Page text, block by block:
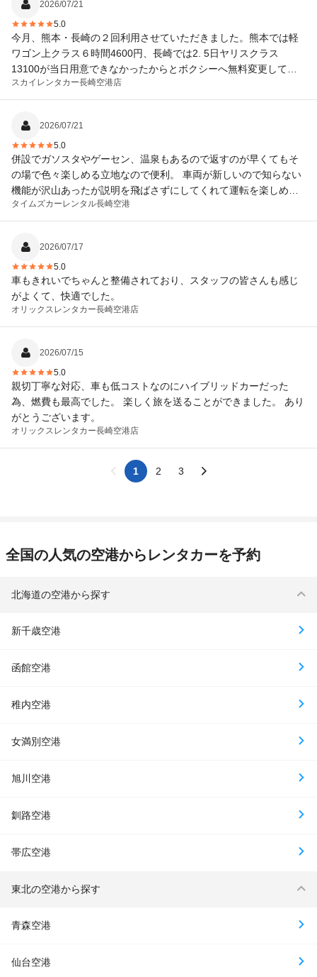
2026/07/21
5.0
今月、熊本・長崎の２回利用させていただきました。熊本では軽
ワゴン上クラス６時間4600円、長崎では2. 5日ヤリスクラス
13100が当日用意できなかったからとボクシーへ無料変更して貰
えました。格安なのとサービスとスタッフさんが最高ランクと思
います。ジムニーもあったり揃えている車種が攻めまくりです。
にもなりました。
スカイレンタカー長崎空港店
2026/07/21
5.0
併設でガソスタやゲーセン、温泉もあるので返すのが早くてもそ
の場で色々楽しめる立地なので便利。 車両が新しいので知らない
機能が沢山あったが説明を飛ばさずにしてくれて運転を楽しめ
た。
タイムズカーレンタル長崎空港
2026/07/17
5.0
車もきれいでちゃんと整備されており、スタッフの皆さんも感じ
がよくて、快適でした。
オリックスレンタカー長崎空港店
2026/07/15
5.0
親切丁寧な対応、車も低コストなのにハイブリッドカーだった
為、燃費も最高でした。 楽しく旅を送ることができました。 あり
がとうございます。
オリックスレンタカー長崎空港店
1 2 3
全国の人気の空港からレンタカーを予約
北海道の空港から探す
新千歳空港
函館空港
稚内空港
女満別空港
旭川空港
釧路空港
帯広空港
東北の空港から探す
青森空港
仙台空港